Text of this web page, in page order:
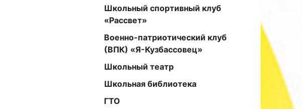
Школьный спортивный клуб
«Рассвет»
Военно-патриотический клуб
(ВПК) «Я-Кузбассовец»
Школьный театр
Школьная библиотека
ГТО